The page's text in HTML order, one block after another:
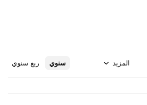
سنوي ربع سنوي المزيد